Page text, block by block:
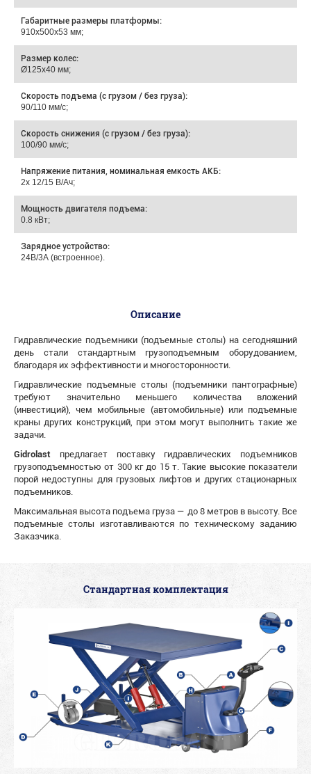
Габаритные размеры платформы:
910х500х53 мм;
Размер колес:
Ø125х40 мм;
Скорость подъема (с грузом / без груза):
90/110 мм/с;
Скорость снижения (с грузом / без груза):
100/90 мм/с;
Напряжение питания, номинальная емкость АКБ:
2х 12/15 В/Ач;
Мощность двигателя подъема:
0.8 кВт;
Зарядное устройство:
24В/3А (встроенное).
Описание
Гидравлические подъемники (подъемные столы) на сегодняшний
день стали стандартным грузоподъемным оборудованием,
благодаря их эффективности и многосторонности.
Гидравлические подъемные столы (подъемники пантографные)
требуют значительно меньшего количества вложений
(инвестиций), чем мобильные (автомобильные) или подъемные
краны других конструкций, при этом могут выполнить такие же
задачи.
Gidrolast предлагает поставку гидравлических подъемников
грузоподъемностью от 300 кг до 15 т. Такие высокие показатели
порой недоступны для грузовых лифтов и других стационарных
подъемников.
Максимальная высота подъема груза — до 8 метров в высоту. Все
подъемные столы изготавливаются по техническому заданию
Заказчика.
Стандартная комплектация